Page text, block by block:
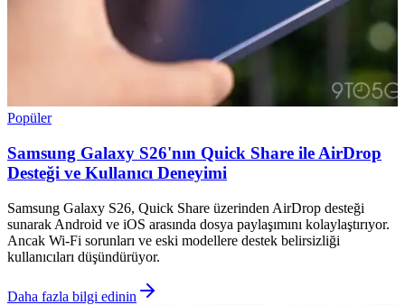
Popüler
Samsung Galaxy S26'nın Quick Share ile AirDrop
Desteği ve Kullanıcı Deneyimi
Samsung Galaxy S26, Quick Share üzerinden AirDrop desteği
sunarak Android ve iOS arasında dosya paylaşımını kolaylaştırıyor.
Ancak Wi-Fi sorunları ve eski modellere destek belirsizliği
kullanıcıları düşündürüyor.
Daha fazla bilgi edinin